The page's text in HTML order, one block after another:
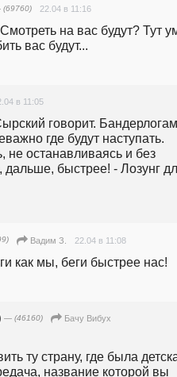
22.04 в 11:16
на вас будут? Тут
вас будут...
в 11:05
говорит. Бандерлогам
где будут наступать.
не останавливаясь и без
дальше, быстрее! - Лозунг
Вадим З. 22.04 в 11:08
как мы, беги быстрее нас!
— (46160)
Бачу Вибух
ту страну, где была
название которой вы